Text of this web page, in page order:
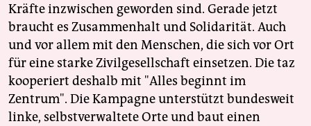
Kräfte inzwischen geworden sind. Gerade jetzt
braucht es Zusammenhalt und Solidarität. Auch
und vor allem mit den Menschen, die sich vor Ort
für eine starke Zivilgesellschaft einsetzen. Die taz
kooperiert deshalb mit "Alles beginnt im
Zentrum". Die Kampagne unterstützt bundesweit
linke, selbstverwaltete Orte und baut einen